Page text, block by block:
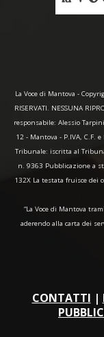
La Voce di Mantova -
RISERVATI. NESSUNA
responsabile: Alessio
12 - Mantova - P.IVA, C.F.
Tribunale: iscritta al
n. 9363 Pubblicazione a
132X La testata fruisce
“La Voce di Mantova
aderendo alla carta dei
CONTATTI |